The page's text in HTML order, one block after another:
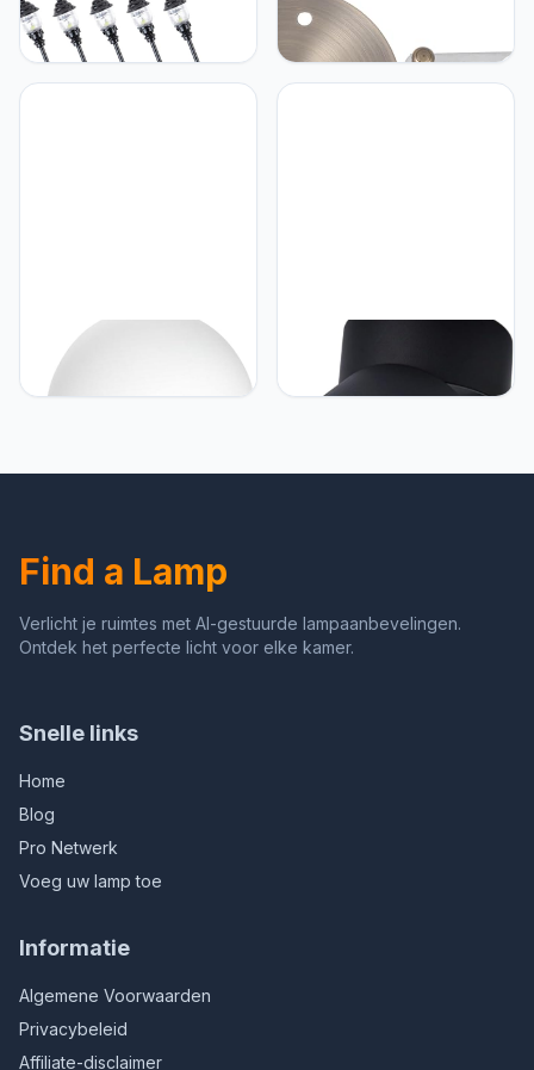
UKCOCO UKCOCO 5Pcs
Model Tuinlicht Dorp
Uptown Lichten Mini Led-
Straatverlichting Buiten
UKCOCO UKCOCO
Kroonluchter Plafondplaat
Creatief En Delicaat
Ontwerp Lamp
UKCOCO UKCOCO
Moderne Led-wandlamp
Voor Slaapkamer Ronde
UKCOCO UKCOCO Led-
inbouwplafondlamp Van
Aluminium 10w Dimbaar
Find a Lamp
Verlicht je ruimtes met AI-gestuurde lampaanbevelingen.
Ontdek het perfecte licht voor elke kamer.
Snelle links
Home
Blog
Pro Netwerk
Voeg uw lamp toe
Informatie
Algemene Voorwaarden
Privacybeleid
Affiliate-disclaimer